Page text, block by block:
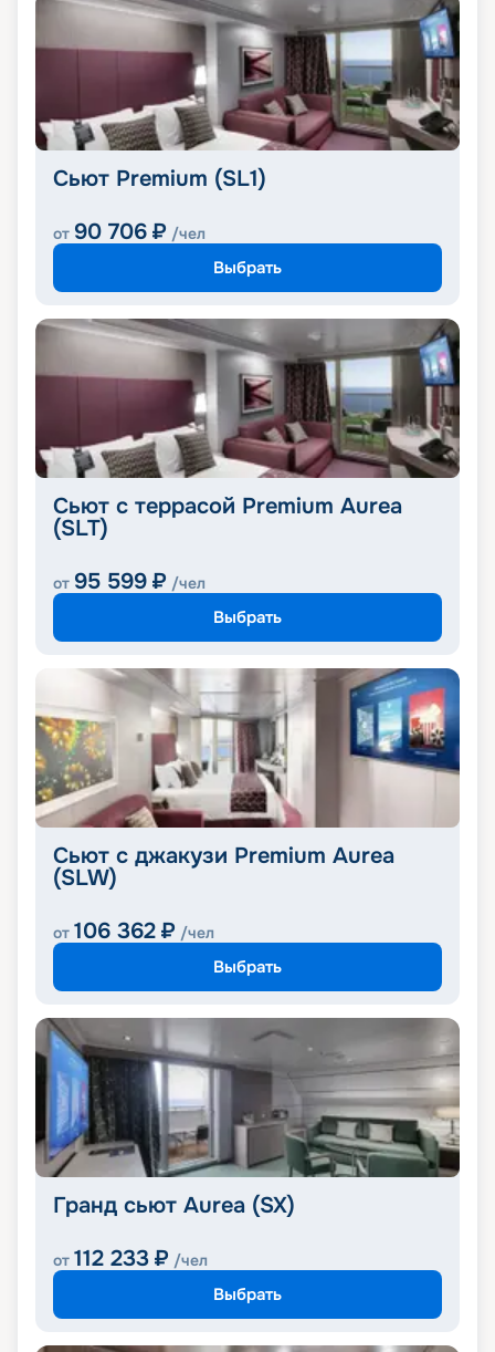
Сьют Premium (SL1)
от 90 706 ₽ /чел
Выбрать
Сьют с террасой Premium Aurea
(SLT)
от 95 599 ₽ /чел
Выбрать
Сьют с джакузи Premium Aurea
(SLW)
от 106 362 ₽ /чел
Выбрать
Гранд сьют Aurea (SX)
от 112 233 ₽ /чел
Выбрать